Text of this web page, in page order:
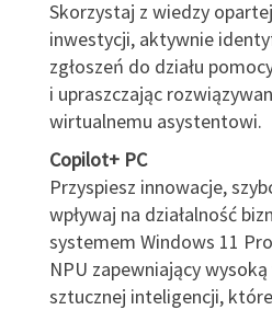
Skorzystaj z wiedzy
inwestycji, aktywnie
zgłoszeń do działu
i upraszczając
wirtualnemu asystentowi.
Copilot+ PC
Przyspiesz innowacje,
wpływaj na działalność
systemem Windows 11
NPU zapewniający
sztucznej inteligencji,